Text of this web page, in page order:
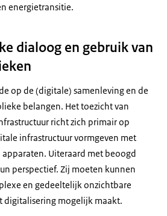
energietransitie.
dialoog en gebruik van
op de (digitale) samenleving en de
belangen. Het toezicht van
richt zich primair op
infrastructuur vormgeven met
Uiteraard met beoogd
perspectief. Zij moeten kunnen
en gedeeltelijk onzichtbare
digitalisering mogelijk maakt.